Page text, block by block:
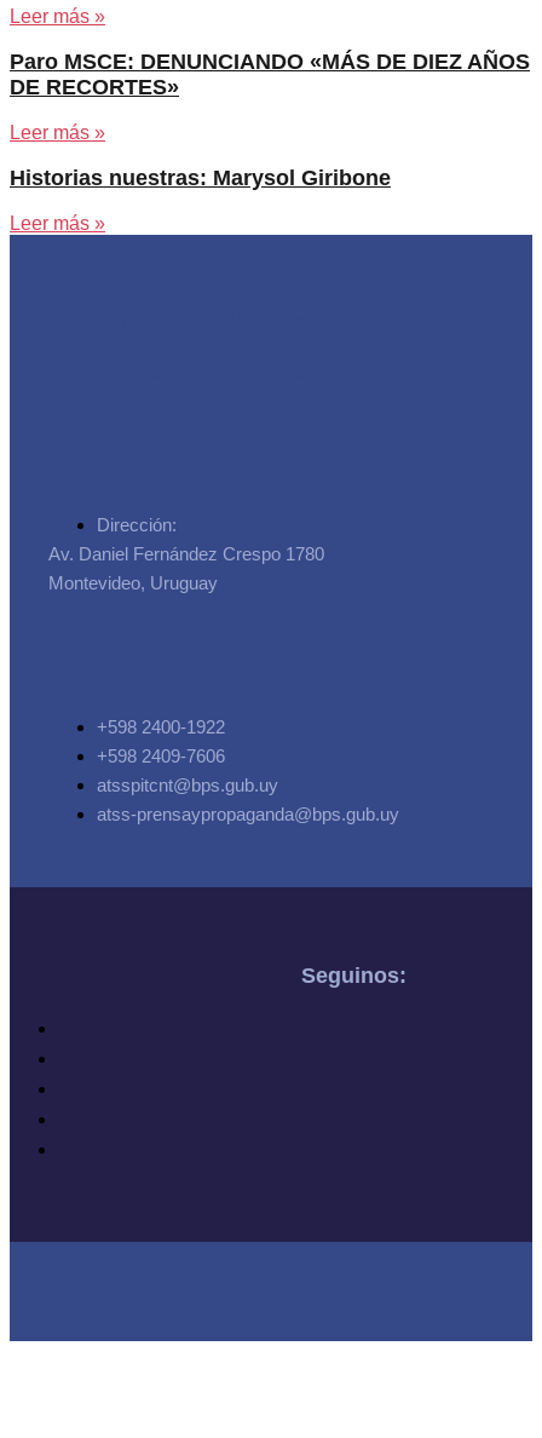
Leer más »
Paro MSCE: DENUNCIANDO «MÁS DE DIEZ AÑOS
DE RECORTES»
Leer más »
Historias nuestras: Marysol Giribone
Leer más »
Dirección:
Av. Daniel Fernández Crespo 1780
Montevideo, Uruguay
+598 2400-1922
+598 2409-7606
atsspitcnt@bps.gub.uy
atss-prensaypropaganda@bps.gub.uy
Seguinos: